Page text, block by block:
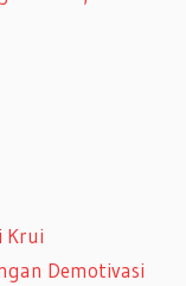
Krui
Demotivasi